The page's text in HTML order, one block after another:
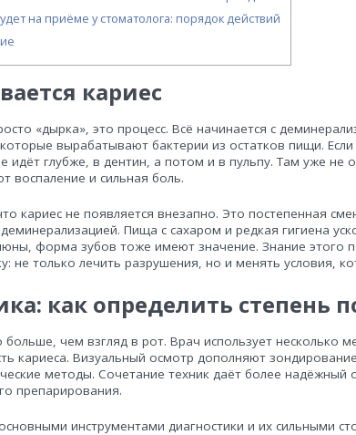
на приёме у стоматолога: порядок действий
кариес
«дырка», это процесс. Всё начинается с
вырабатывают бактерии из остатков пищи.
идёт глубже, в дентин, а потом и в пульпу. Там уже не
воспаление и сильная боль.
кариес не появляется внезапно. Это постепенная
Пища с сахаром и редкая гигиена
форма зубов тоже имеют значение. Знание этого
не только лечить разрушения, но и менять условия,
как определить степень
чем взгляд в рот. Врач использует несколько
кариеса. Визуальный осмотр дополняют
методы. Сочетание техник даёт более надёжный
препарирования.
инструментами диагностики и их сильными